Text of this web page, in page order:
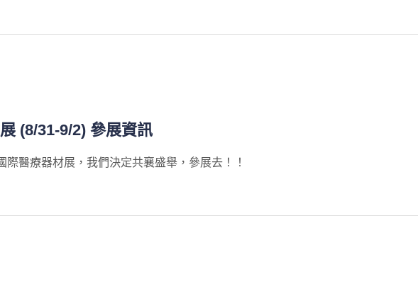
(8/31-9/2) 參展資訊
醫療器材展，我們決定共襄盛舉，參展去！！